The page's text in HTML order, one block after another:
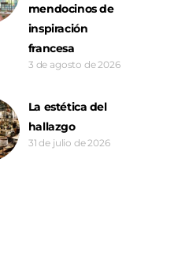
mendocinos de
inspiración
francesa
3 de agosto de 2026
La estética del
hallazgo
31 de julio de 2026